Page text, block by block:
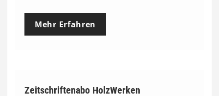
Mehr Erfahren
Zeitschriftenabo HolzWerken